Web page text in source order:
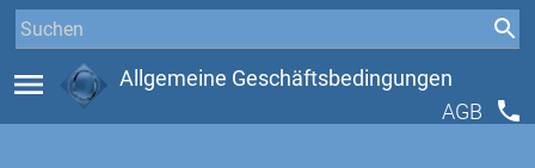
menu
Allgemeine Geschäftsbedingungen
AGB
phone